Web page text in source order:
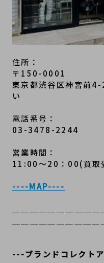
住所：
〒150-0001
東京都渋谷区神宮前
い
電話番号：
03-3478-2244
営業時間：
11:00～20：00(買取
----MAP----
---ブランドコレクト